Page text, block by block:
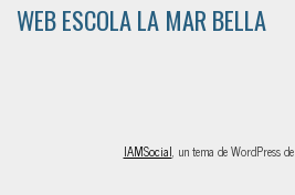
WEB ESCOLA LA MAR BELLA
IAMSocial, un tema de WordPress de